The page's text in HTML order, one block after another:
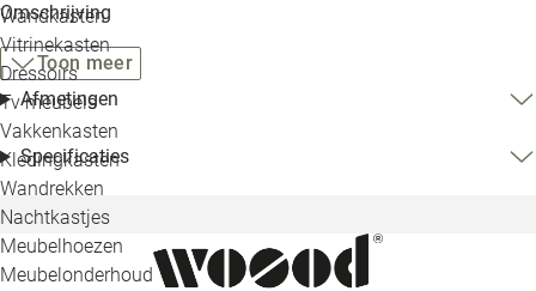
Wandkasten
Vitrinekasten
Dressoirs
Tv meubels
Vakkenkasten
Kledingkasten
Wandrekken
Nachtkastjes
Meubelhoezen
Meubelonderhoud
Omschrijving
Toon meer
Afmetingen
Specificaties